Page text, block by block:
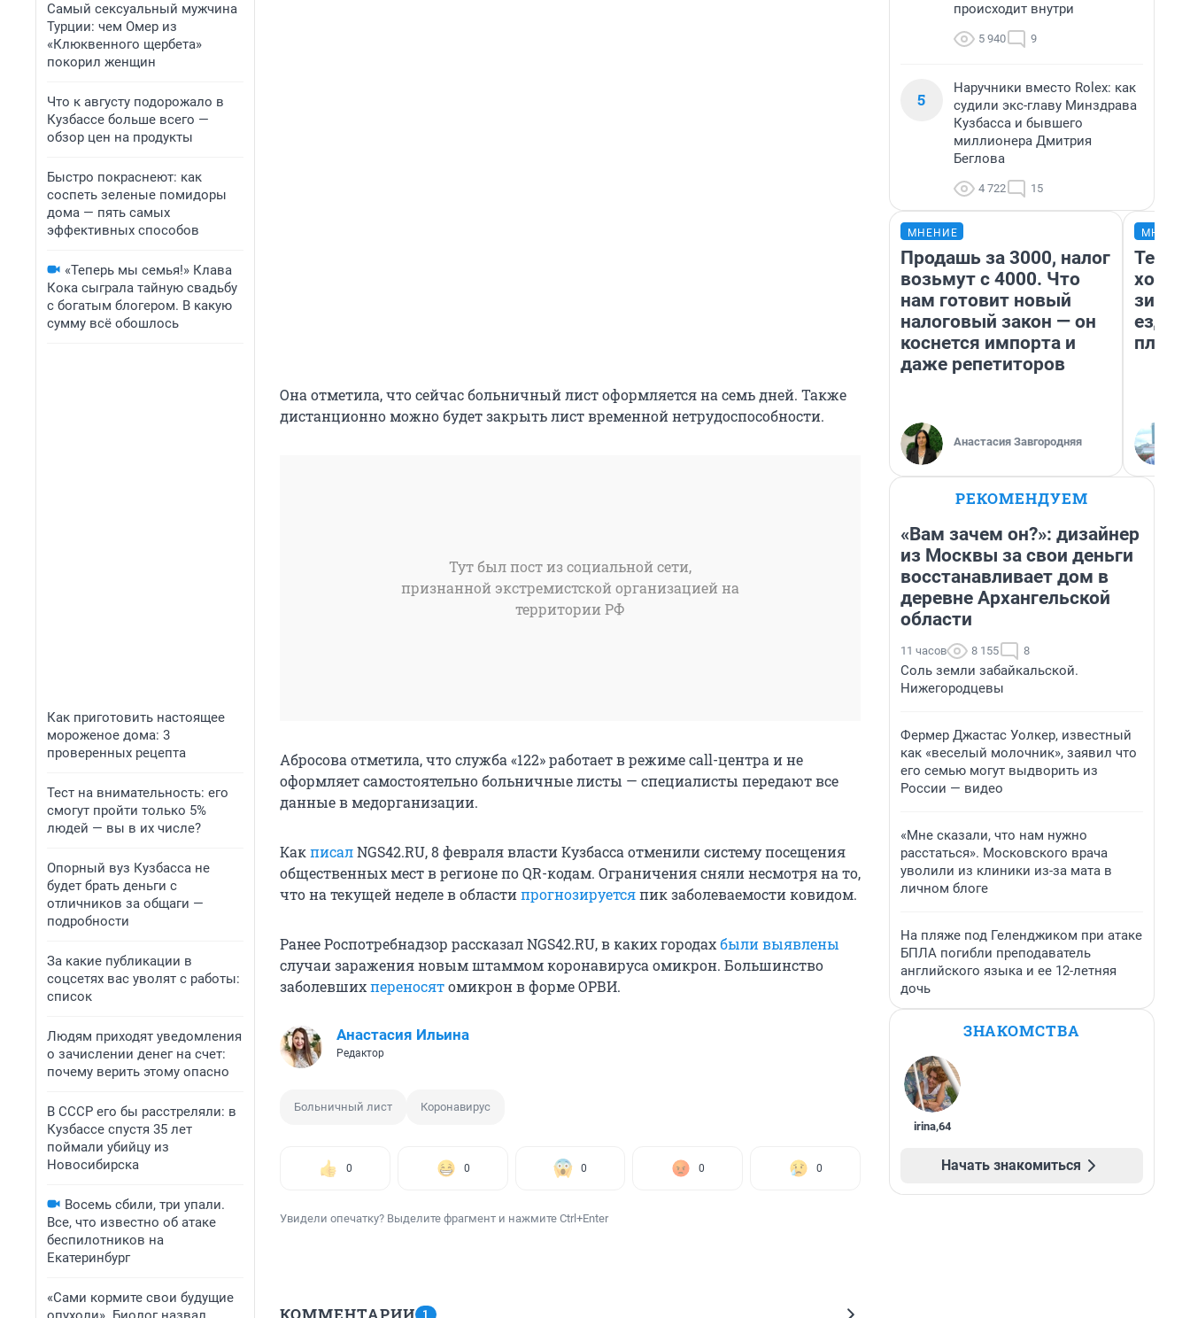
Самый сексуальный мужчина
Турции: чем Омер из
«Клюквенного щербета»
покорил женщин
Что к августу подорожало в
Кузбассе больше всего —
обзор цен на продукты
Быстро покраснеют: как
соспеть зеленые помидоры
дома — пять самых
эффективных способов
«Теперь мы семья!» Клава
Кока сыграла тайную свадьбу
с богатым блогером. В какую
сумму всё обошлось
Как приготовить настоящее
мороженое дома: 3
проверенных рецепта
Тест на внимательность: его
смогут пройти только 5%
людей — вы в их числе?
Опорный вуз Кузбасса не
будет брать деньги с
отличников за общаги —
подробности
За какие публикации в
соцсетях вас уволят с работы:
список
Людям приходят уведомления
о зачислении денег на счет:
почему верить этому опасно
В СССР его бы расстреляли: в
Кузбассе спустя 35 лет
поймали убийцу из
Новосибирска
Восемь сбили, три упали.
Все, что известно об атаке
беспилотников на
Екатеринбург
«Сами кормите свои будущие
Она отметила, что сейчас больничный лист оформляется на семь дней. Также
дистанционно можно будет закрыть лист временной нетрудоспособности.
Тут был пост из социальной сети,
признанной экстремистской организацией на
территории РФ
Абросова отметила, что служба «122» работает в режиме call-центра и не
оформляет самостоятельно больничные листы — специалисты передают все
данные в медорганизации.
КакписалNGS42.RU, 8 февраля власти Кузбасса отменили систему посещения
общественных мест в регионе по QR-кодам. Ограничения сняли несмотря на то,
что на текущей неделе в областипрогнозируетсяпик заболеваемости ковидом.
Ранее Роспотребнадзор рассказал NGS42.RU, в каких городахбыли выявлены
случаи заражения новым штаммом коронавируса омикрон. Большинство
заболевшихпереносятомикрон в форме ОРВИ.
Анастасия Ильина
Редактор
Больничный лист Коронавирус
0 0 0 0 0
Увидели опечатку? Выделите фрагмент и нажмите Ctrl+Enter
1
происходит внутри
5 940 9
5
Наручники вместо Rolex: как
судили экс-главу Минздрава
Кузбасса и бывшего
миллионера Дмитрия
Беглова
4 722 15
МНЕНИЕ
Продашь за 3000, налог
возьмут с 4000. Что
нам готовит новый
налоговый закон — он
коснется импорта и
даже репетиторов
Анастасия Завгородняя
ездит
РЕКОМЕНДУЕМ
«Вам зачем он?»: дизайнер
из Москвы за свои деньги
восстанавливает дом в
деревне Архангельской
области
11 часов 8 155 8
Соль земли забайкальской.
Нижегородцевы
Фермер Джастас Уолкер, известный
как «веселый молочник», заявил что
его семью могут выдворить из
России — видео
«Мне сказали, что нам нужно
расстаться». Московского врача
уволили из клиники из-за мата в
личном блоге
На пляже под Геленджиком при атаке
БПЛА погибли преподаватель
английского языка и ее 12-летняя
дочь
ЗНАКОМСТВА
irina,64
Начать знакомиться